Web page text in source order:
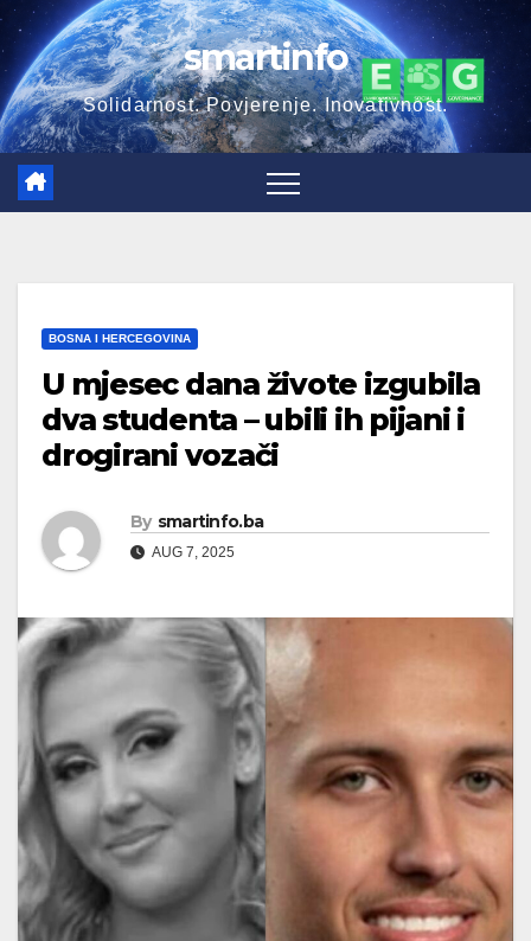
Skip
to
content
smartinfo
Solidarnost. Povjerenje. Inovativnost.
BOSNA I HERCEGOVINA
U mjesec dana živote izgubila
dva studenta – ubili ih pijani i
drogirani vozači
By smartinfo.ba
AUG 7, 2025